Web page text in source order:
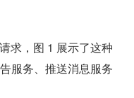
求，图 1 展示了这种
服务、推送消息服务